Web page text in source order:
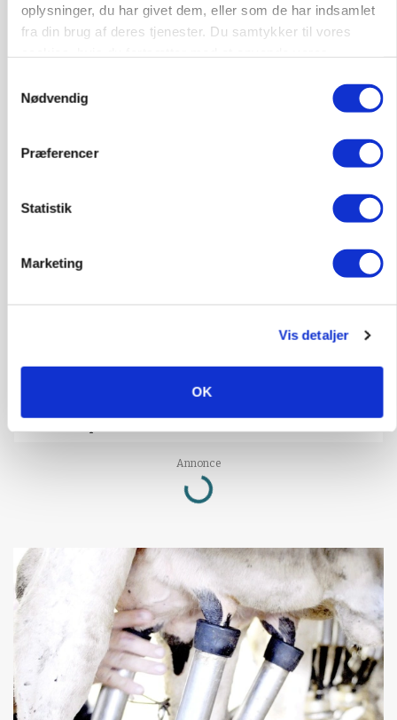
oplysninger, du har givet dem, eller som de har indsamlet
fra din brug af deres tjenester. Du samtykker til vores
Nødvendig
Præferencer
Statistik
Marketing
Vis detaljer
OK
presser markedet
store besparelser
Annonce
Loading...